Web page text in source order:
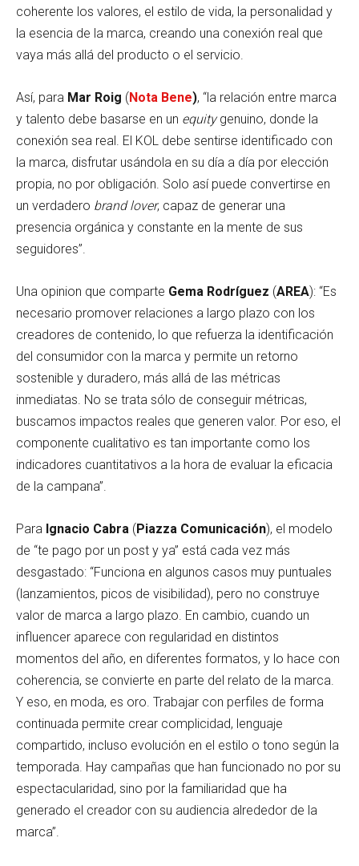
coherente los valores, el estilo de vida, la personalidad y
la esencia de la marca, creando una conexión real que
vaya más allá del producto o el servicio.
Así, para Mar Roig (Nota Bene), “la relación entre marca
y talento debe basarse en un equitygenuino, donde la
conexión sea real. El KOL debe sentirse identificado con
la marca, disfrutar usándola en su día a día por elección
propia, no por obligación. Solo así puede convertirse en
un verdadero brand lover, capaz de generar una
presencia orgánica y constante en la mente de sus
seguidores”.
Una opinion que comparte Gema Rodríguez (AREA): “Es
necesario promover relaciones a largo plazo con los
creadores de contenido, lo que refuerza la identificación
del consumidor con la marca y permite un retorno
sostenible y duradero, más allá de las métricas
inmediatas. No se trata sólo de conseguir métricas,
buscamos impactos reales que generen valor. Por eso, el
componente cualitativo es tan importante como los
indicadores cuantitativos a la hora de evaluar la eficacia
de la campana”.
Para Ignacio Cabra (Piazza Comunicación), el modelo
de “te pago por un post y ya” está cada vez más
desgastado: “Funciona en algunos casos muy puntuales
(lanzamientos, picos de visibilidad), pero no construye
valor de marca a largo plazo. En cambio, cuando un
influencer aparece con regularidad en distintos
momentos del año, en diferentes formatos, y lo hace con
coherencia, se convierte en parte del relato de la marca.
Y eso, en moda, es oro. Trabajar con perfiles de forma
continuada permite crear complicidad, lenguaje
compartido, incluso evolución en el estilo o tono según la
temporada. Hay campañas que han funcionado no por su
espectacularidad, sino por la familiaridad que ha
generado el creador con su audiencia alrededor de la
marca”.